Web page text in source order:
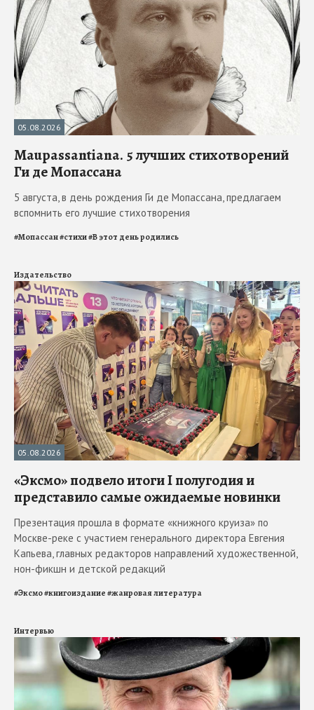
05.08.2026
Maupassantiana. 5 лучших стихотворений
Ги де Мопассана
5 августа, в день рождения Ги де Мопассана, предлагаем
вспомнить его лучшие стихотворения
#Мопассан#стихи#В этот день родились
Издательство
05.08.2026
«Эксмо» подвело итоги I полугодия и
представило самые ожидаемые новинки
Презентация прошла в формате «книжного круиза» по
Москве-реке с участием генерального директора Евгения
Капьева, главных редакторов направлений художественной,
нон-фикшн и детской редакций
#Эксмо#книгоиздание#жанровая литература
Интервью